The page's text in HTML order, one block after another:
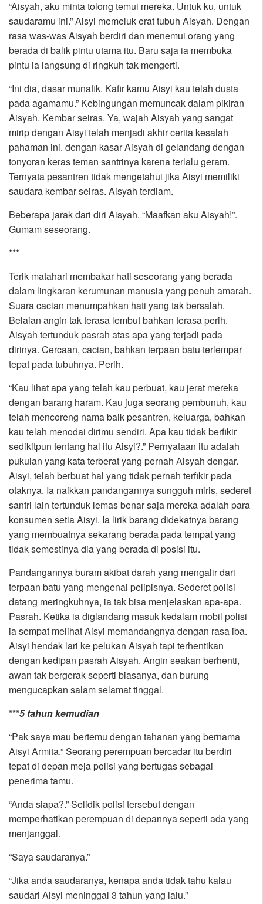
“Aisyah, aku minta tolong temui mereka. Untuk ku, untuk
saudaramu ini.” Aisyi memeluk erat tubuh Aisyah. Dengan
rasa was-was Aisyah berdiri dan menemui orang yang
berada di balik pintu utama itu. Baru saja ia membuka
pintu ia langsung di ringkuh tak mengerti.
“Ini dia, dasar munafik. Kafir kamu Aisyi kau telah dusta
pada agamamu.” Kebingungan memuncak dalam pikiran
Aisyah. Kembar seiras. Ya, wajah Aisyah yang sangat
mirip dengan Aisyi telah menjadi akhir cerita kesalah
pahaman ini. dengan kasar Aisyah di gelandang dengan
tonyoran keras teman santrinya karena terlalu geram.
Ternyata pesantren tidak mengetahui jika Aisyi memiliki
saudara kembar seiras. Aisyah terdiam.
Beberapa jarak dari diri Aisyah. “Maafkan aku Aisyah!”.
Gumam seseorang.
***
Terik matahari membakar hati seseorang yang berada
dalam lingkaran kerumunan manusia yang penuh amarah.
Suara cacian menumpahkan hati yang tak bersalah.
Belaian angin tak terasa lembut bahkan terasa perih.
Aisyah tertunduk pasrah atas apa yang terjadi pada
dirinya. Cercaan, cacian, bahkan terpaan batu terlempar
tepat pada tubuhnya. Perih.
“Kau lihat apa yang telah kau perbuat, kau jerat mereka
dengan barang haram. Kau juga seorang pembunuh, kau
telah mencoreng nama baik pesantren, keluarga, bahkan
kau telah menodai dirimu sendiri. Apa kau tidak berfikir
sedikitpun tentang hal itu Aisyi?.” Pernyataan itu adalah
pukulan yang kata terberat yang pernah Aisyah dengar.
Aisyi, telah berbuat hal yang tidak pernah terfikir pada
otaknya. Ia naikkan pandangannya sungguh miris, sederet
santri lain tertunduk lemas benar saja mereka adalah para
konsumen setia Aisyi. Ia lirik barang didekatnya barang
yang membuatnya sekarang berada pada tempat yang
tidak semestinya dia yang berada di posisi itu.
Pandangannya buram akibat darah yang mengalir dari
terpaan batu yang mengenai pelipisnya. Sederet polisi
datang meringkuhnya, ia tak bisa menjelaskan apa-apa.
Pasrah. Ketika ia diglandang masuk kedalam mobil polisi
ia sempat melihat Aisyi memandangnya dengan rasa iba.
Aisyi hendak lari ke pelukan Aisyah tapi terhentikan
dengan kedipan pasrah Aisyah. Angin seakan berhenti,
awan tak bergerak seperti biasanya, dan burung
mengucapkan salam selamat tinggal.
***5 tahun kemudian
“Pak saya mau bertemu dengan tahanan yang bernama
Aisyi Armita.” Seorang perempuan bercadar itu berdiri
tepat di depan meja polisi yang bertugas sebagai
penerima tamu.
“Anda siapa?.” Selidik polisi tersebut dengan
memperhatikan perempuan di depannya seperti ada yang
menjanggal.
“Saya saudaranya.”
“Jika anda saudaranya, kenapa anda tidak tahu kalau
saudari Aisyi meninggal 3 tahun yang lalu.”